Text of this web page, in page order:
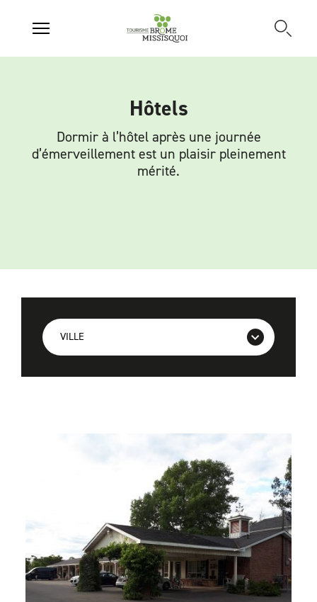
Hôtels
Dormir à l’hôtel après une journée
d’émerveillement est un plaisir pleinement
mérité.